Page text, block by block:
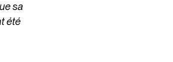
sa
été